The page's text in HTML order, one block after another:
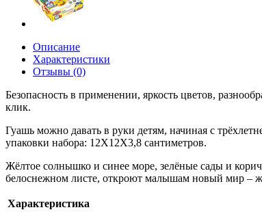
Описание
Характеристики
Отзывы (0)
Безопасность в применении, яркость цветов,
клик.
Гуашь можно давать в руки детям, начиная с
упаковки набора: 12Х12Х3,8 сантиметров.
Жёлтое солнышко и синее море, зелёные сады и
белоснежном листе, откроют малышам новый мир –
Характеристика